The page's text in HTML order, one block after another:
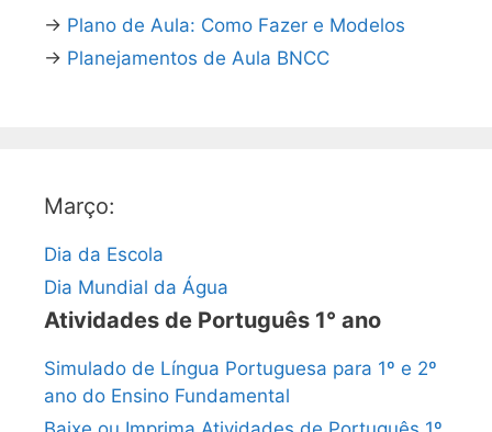
→ Plano de Aula: Como Fazer e Modelos
→ Planejamentos de Aula BNCC
Março:
Dia da Escola
Dia Mundial da Água
Atividades de Português 1° ano
Simulado de Língua Portuguesa para 1º e 2º
ano do Ensino Fundamental